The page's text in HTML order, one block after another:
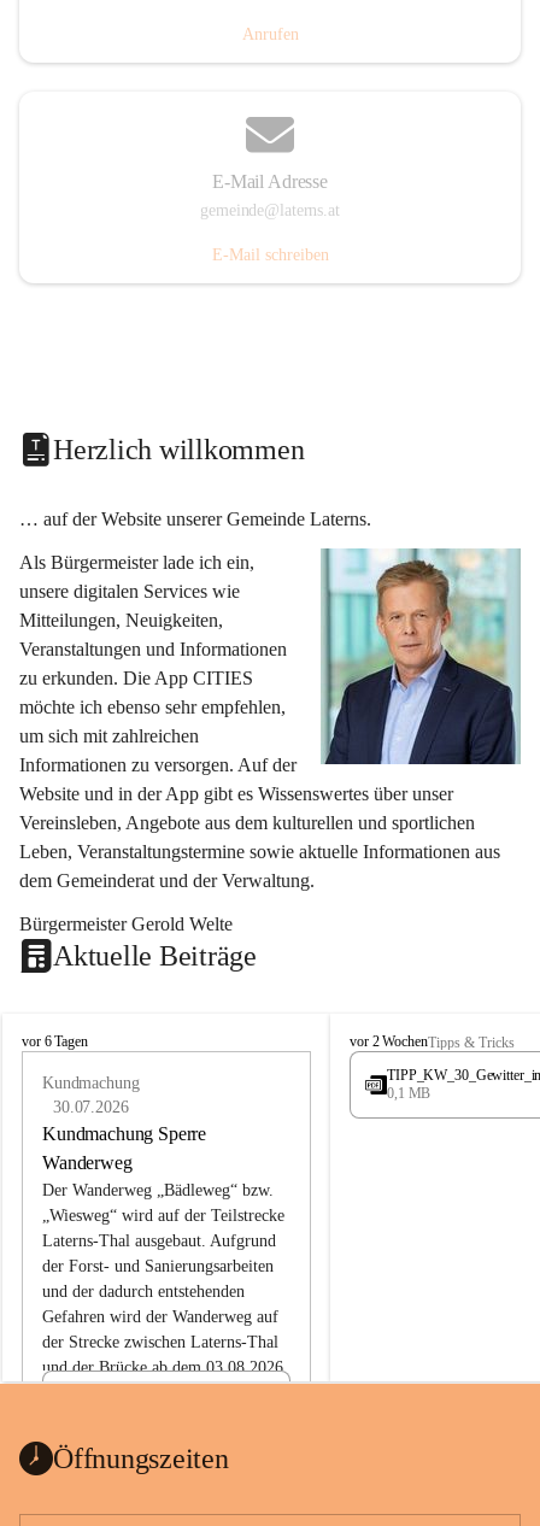
Anrufen
E-Mail Adresse
gemeinde@laterns.at
E-Mail schreiben
Herzlich willkommen
… auf der Website unserer Gemeinde Laterns.
Als Bürgermeister lade ich ein,
unsere digitalen Services wie
Mitteilungen, Neuigkeiten,
Veranstaltungen und Informationen
zu erkunden. Die App CITIES
möchte ich ebenso sehr empfehlen,
um sich mit zahlreichen
Informationen zu versorgen. Auf der
Website und in der App gibt es Wissenswertes über unser
Vereinsleben, Angebote aus dem kulturellen und sportlichen
Leben, Veranstaltungstermine sowie aktuelle Informationen aus
dem Gemeinderat und der Verwaltung.
Bürgermeister Gerold Welte
Aktuelle Beiträge
L
vor 6 Tagen
Kundmachung
30.07.2026
Kundmachung Sperre
Wanderweg
Der Wanderweg „Bädleweg“ bzw.
„Wiesweg“ wird auf der Teilstrecke
Laterns-Thal ausgebaut. Aufgrund
der Forst- und Sanierungsarbeiten
und der dadurch entstehenden
Gefahren wird der Wanderweg auf
der Strecke zwischen Laterns-Thal
und der Brücke ab dem 03.08.2026
ht
1 Seite•0,1 MB
L
a
e
vor 2 WochenTipps & Tricks
0,1 MB
Öffnungszeiten